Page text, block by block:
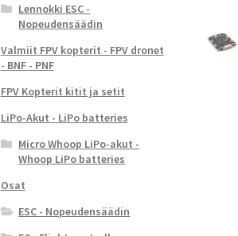
Lennokki ESC -
Nopeudensäädin
Valmiit FPV kopterit - FPV dronet
- BNF - PNF
FPV Kopterit kitit ja setit
LiPo-Akut - LiPo batteries
Micro Whoop LiPo-akut -
Whoop LiPo batteries
Osat
ESC - Nopeudensäädin